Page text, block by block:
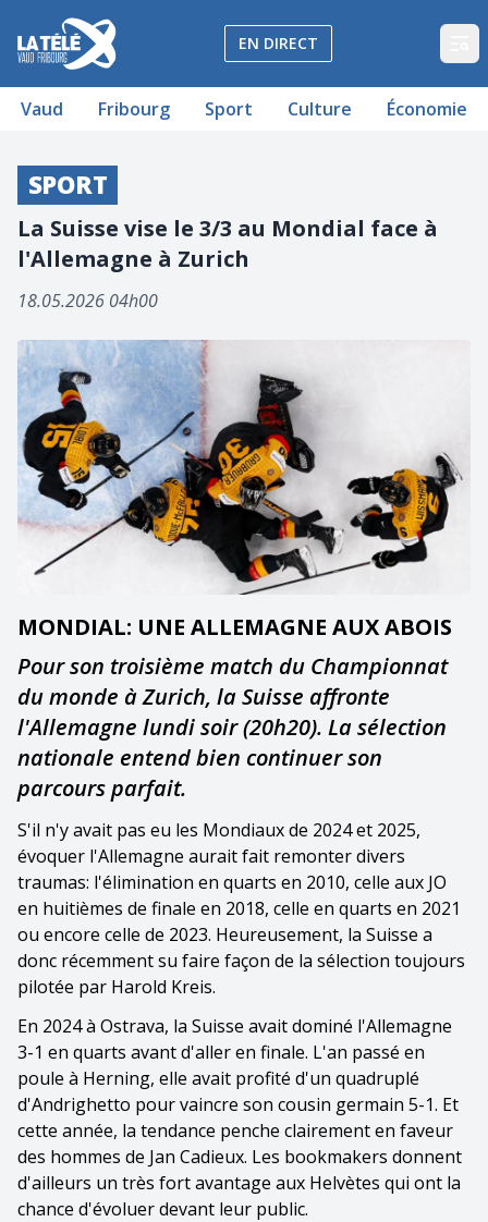
La Télé - Télévision régionale Vaud et Fribourg
EN DIRECT
Vaud Fribourg Sport Culture Économie
SPORT
La Suisse vise le 3/3 au Mondial face à
l'Allemagne à Zurich
18.05.2026 04h00
MONDIAL: UNE ALLEMAGNE AUX ABOIS
Pour son troisième match du Championnat
du monde à Zurich, la Suisse affronte
l'Allemagne lundi soir (20h20). La sélection
nationale entend bien continuer son
parcours parfait.
S'il n'y avait pas eu les Mondiaux de 2024 et 2025,
évoquer l'Allemagne aurait fait remonter divers
traumas: l'élimination en quarts en 2010, celle aux JO
en huitièmes de finale en 2018, celle en quarts en 2021
ou encore celle de 2023. Heureusement, la Suisse a
donc récemment su faire façon de la sélection toujours
pilotée par Harold Kreis.
En 2024 à Ostrava, la Suisse avait dominé l'Allemagne
3-1 en quarts avant d'aller en finale. L'an passé en
poule à Herning, elle avait profité d'un quadruplé
d'Andrighetto pour vaincre son cousin germain 5-1. Et
cette année, la tendance penche clairement en faveur
des hommes de Jan Cadieux. Les bookmakers donnent
d'ailleurs un très fort avantage aux Helvètes qui ont la
chance d'évoluer devant leur public.